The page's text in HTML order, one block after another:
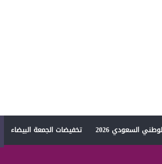
السعودي 2026 تخفيضات الجمعة البيضاء